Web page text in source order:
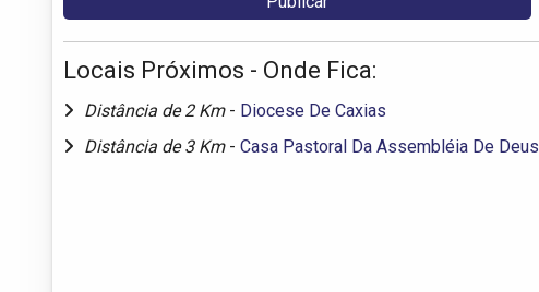
Locais Próximos - Onde Fica:
Distância de 2 Km - Diocese De Caxias
Distância de 3 Km - Casa Pastoral Da Assembléia De Deus